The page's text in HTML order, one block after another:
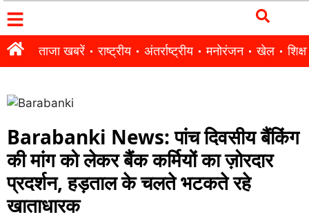
ताजा खबरें राष्ट्रीय अंतर्राष्ट्रीय मनोरंजन खेल शिक्षा
Barabanki News: पांच दिवसीय बैंकिंग
की मांग को लेकर बैंक कर्मियों का ज़ोरदार
प्रदर्शन, हड़ताल के चलते भटकते रहे
खाताधारक